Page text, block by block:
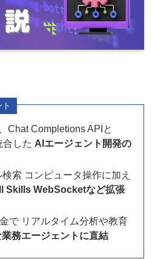
Chat Completions APIと
合した AIエージェント開発の
索 コンピュータ操作に加え
Skills WebSocketなど拡張
で リアルタイム分析や教育
務エージェントに直結